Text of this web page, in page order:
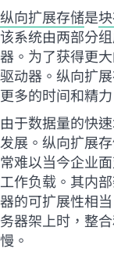
纵向扩展存储是
该系统由两部分
器。为了获得更
驱动器。纵向扩
更多的时间和精力
由于数据量的快
发展。纵向扩展
常难以当今企业
工作负载。其内
器的可扩展性相
务器架上时，整
慢。